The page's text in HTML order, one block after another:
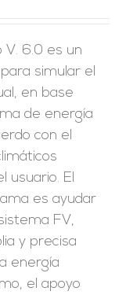
V. 6.0 es un
simular el
en base
de energía
con el
usuario. El
es ayudar
FV,
y precisa
energía
el apoyo